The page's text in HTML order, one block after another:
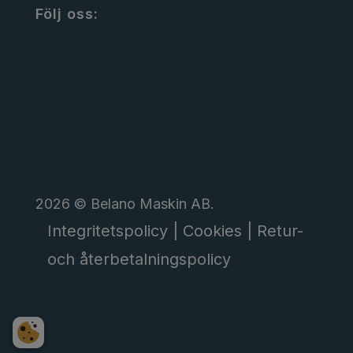
Följ oss:
2026 © Belano Maskin AB.
Integritetspolicy | Cookies | Retur-
och återbetalningspolicy